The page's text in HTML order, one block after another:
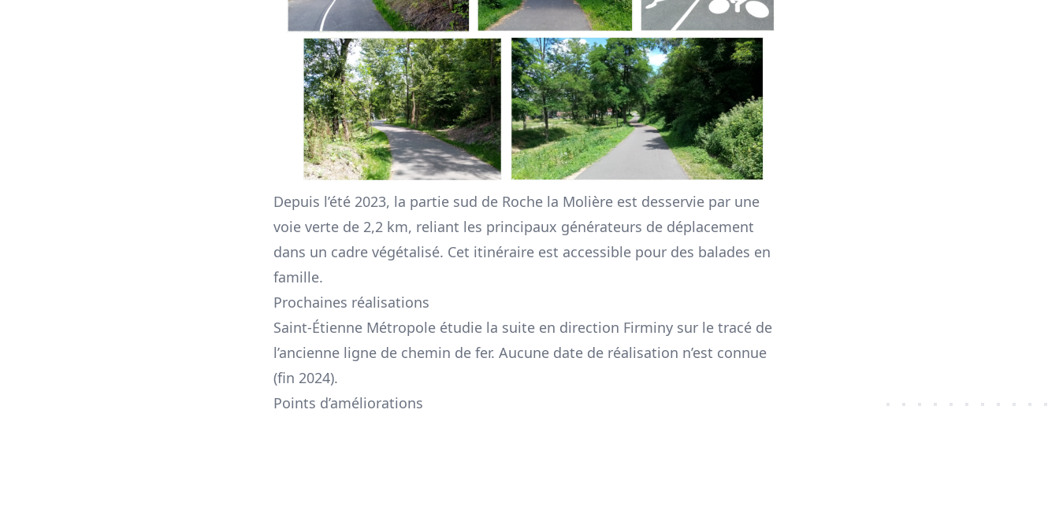
Depuis l’été 2023, la partie sud de Roche la Molière est desservie par une
voie verte de 2,2 km, reliant les principaux générateurs de déplacement
dans un cadre végétalisé. Cet itinéraire est accessible pour des balades en
famille.
Prochaines réalisations
Saint-Étienne Métropole étudie la suite en direction Firminy sur le tracé de
l’ancienne ligne de chemin de fer. Aucune date de réalisation n’est connue
(fin 2024).
Points d’améliorations